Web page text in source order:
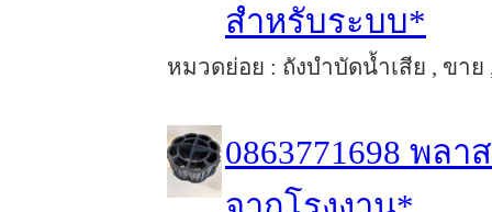
สำหรับระบบ*
หมวดย่อย : ถังบำบัดน้ำเสีย , ขาย
0863771698 พล